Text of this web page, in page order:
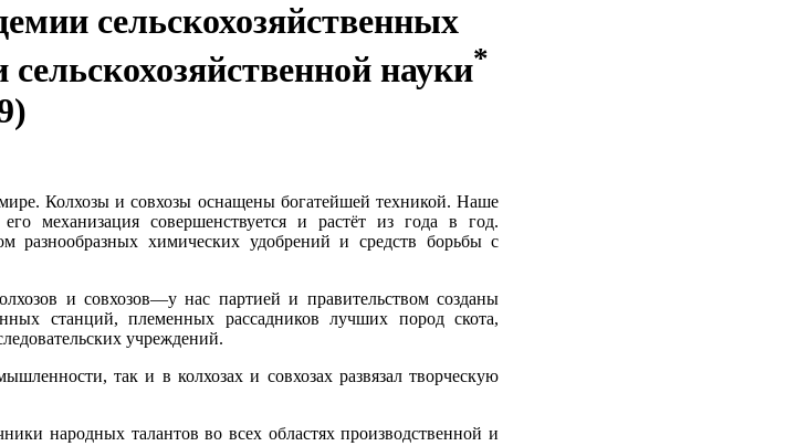
сельскохозяйственных
науки*
Колхозы и совхозы оснащены богатейшей техникой. Наше
механизация совершенствуется и растёт из года в год.
разнообразных химических удобрений и средств борьбы с
и совхозов—у нас партией и правительством созданы
станций, племенных рассадников лучших пород скота,
учреждений.
так и в колхозах и совхозах развязал творческую
народных талантов во всех областях производственной и